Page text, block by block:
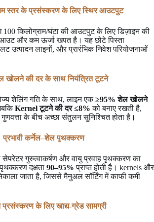
स्तर के प्रसंस्करण के लिए स्थिर आउटपुट
100 किलोग्राम/घंटा की आउटपुट के लिए डिज़ाइन की
और कम ऊर्जा खपत है। यह छोटे पिस्ता
उत्पादन लाइनों, और प्रारंभिक निवेश परियोजनाओं
खोलने की दर के साथ नियंत्रित टूटने
शेलिंग गति के साथ, लाइन एक≥95% शेल खोलने
Kernel टूटने की दर ≤8% को बनाए रखती है,
के बीच अच्छा संतुलन सुनिश्चित होता है।
प्रभावी कर्नेल–शेल पृथक्करण
गुरुत्वाकर्षण और वायु प्रवाह पृथक्करण का
दक्षता 90–95% प्राप्त होती है। kernels और
जाता है, जिससे मैनुअल सॉर्टिंग में काफी कमी
प्रसंस्करण के लिए खाद्य-ग्रेड सामग्री